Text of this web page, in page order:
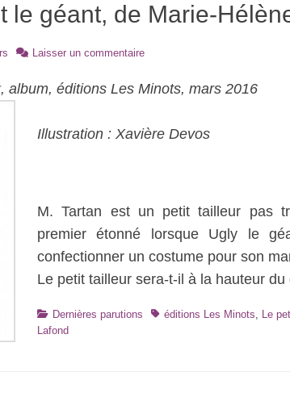
le géant, de Marie-
Laisser un commentaire
, album, éditions Les Minots, mars 2016
Illustration : Xavière Devos
M. Tartan est un petit tailleur pas
premier étonné lorsque Ugly le
confectionner un costume pour son
Le petit tailleur sera-t-il à la hauteur du
Catégories
Dernières parutions Tagséditions Les Minots, Le
Lafond